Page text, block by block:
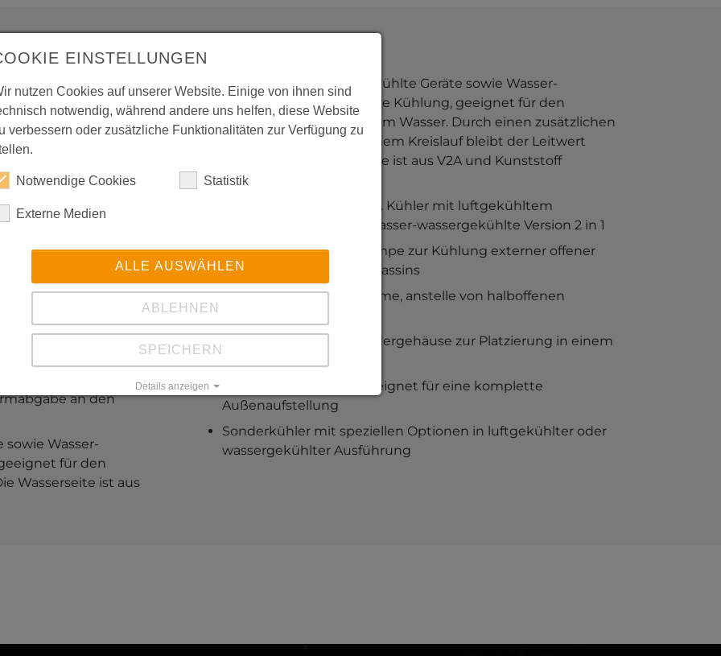
Kälteaggregat
abgegeben)
Kälteaggregat
Raum)
ohne aktive Kühlung
oder
Wasserkühler (-20
als luft- und
Kälteaggregat als
an den
Wasser-
für den
Wasserseite ist aus
Luftgekühlte, wassergekühlte Geräte sowie Wasser-
Wasserkühler ohne aktive Kühlung, geeignet für den
Gebrauch mit destilliertem Wasser. Durch einen zusätzlichen
Ionentauscher mit eigenem Kreislauf bleibt der Leitwert
konstant. Die Wasserseite ist aus V2A und Kunststoff
ausgelegt.
Kombinationsgeräte, d.h. Kühler mit luftgekühltem
Kälteaggregat und als wasser-wassergekühlte Version 2 in 1
Durchlaufkühler mit Pumpe zur Kühlung externer offener
Tanks oder z.B. Forellenbassins
Geschlossene Kühlsysteme, anstelle von halboffenen
Kühlerlösungen im Sondergehäuse zur Platzierung in einem
Luftgekühlte Geräte, geeignet für eine komplette
Außenaufstellung
Sonderkühler mit speziellen Optionen in luftgekühlter oder
wassergekühlter Ausführung
EINSTELLUNGEN
nutzen Cookies auf unserer Website. Einige von ihnen sind
notwendig, während andere uns helfen, diese Website
verbessern oder zusätzliche Funktionalitäten zur Verfügung zu
Notwendige Cookies Statistik
Externe Medien
ALLE AUSWÄHLEN
ABLEHNEN
SPEICHERN
Details anzeigen
Datenschutz